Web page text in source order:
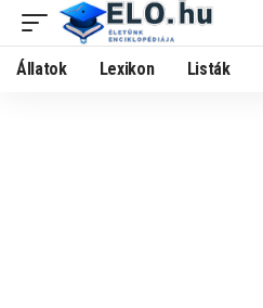
Állatok Lexikon Listák